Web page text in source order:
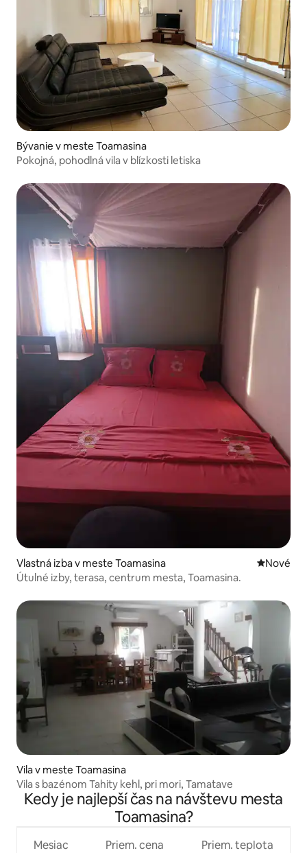
Bývanie v meste Toamasina
Pokojná, pohodlná vila v blízkosti letiska
Vlastná izba v meste Toamasina Nové
Nové
Útulné izby, terasa, centrum mesta, Toamasina.
Vila v meste Toamasina
Vila s bazénom Tahity kehl, pri mori, Tamatave
Kedy je najlepší čas na návštevu mesta
Toamasina?
Mesiac Priem. cena Priem. teplota